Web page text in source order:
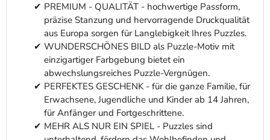
PREMIUM - QUALITÄT - hochwertige Passform,
präzise Stanzung und hervorragende Druckqualität
aus Europa sorgen für Langlebigkeit Ihres Puzzles.
WUNDERSCHÖNES BILD als Puzzle-Motiv mit
einzigartiger Farbgebung bietet ein
abwechslungsreiches Puzzle-Vergnügen.
PERFEKTES GESCHENK - für die ganze Familie, für
Erwachsene, Jugendliche und Kinder ab 14 Jahren,
für Anfänger und Fortgeschrittene.
MEHR ALS NUR EIN SPIEL - Puzzles sind